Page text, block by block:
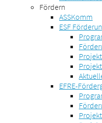
Fördern
ASSKomm
ESF
EFRE-